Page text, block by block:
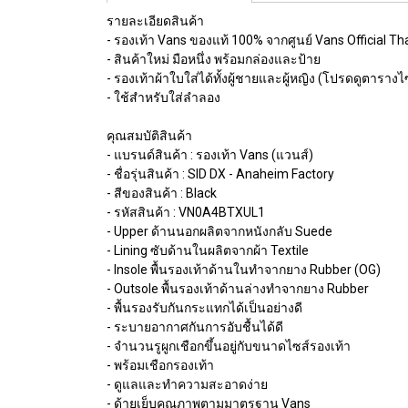
รายละเอียดสินค้า
- รองเท้า Vans ของแท้ 100% จากศูนย์ Vans Official
- สินค้าใหม่ มือหนึ่ง พร้อมกล่องและป้าย
- รองเท้าผ้าใบใส่ได้ทั้งผู้ชายและผู้หญิง (โปรดดูตาราง
- ใช้สำหรับใส่ลำลอง
คุณสมบัติสินค้า
- แบรนด์สินค้า : รองเท้า Vans (แวนส์)
- ชื่อรุ่นสินค้า : SID DX - Anaheim Factory
- สีของสินค้า : Black
- รหัสสินค้า : VN0A4BTXUL1
- Upper ด้านนอกผลิตจากหนังกลับ Suede
- Lining ซับด้านในผลิตจากผ้า Textile
- Insole พื้นรองเท้าด้านในทำจากยาง Rubber (OG)
- Outsole พื้นรองเท้าด้านล่างทำจากยาง Rubber
- พื้นรองรับกันกระแทกได้เป็นอย่างดี
- ระบายอากาศกันการอับชื้นได้ดี
- จำนวนรูผูกเชือกขึ้นอยู่กับขนาดไซส์รองเท้า
- พร้อมเชือกรองเท้า
- ดูแลและทำความสะอาดง่าย
- ด้ายเย็บคุณภาพตามมาตรฐาน Vans